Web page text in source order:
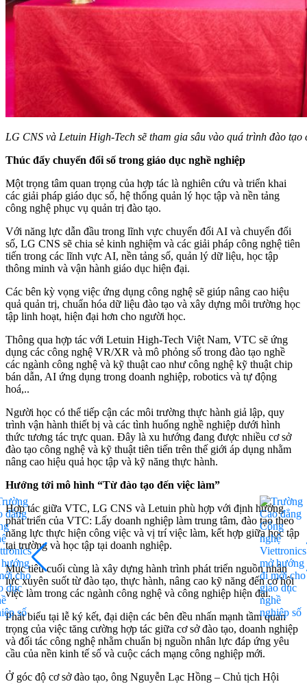
LG CNS và Letuin High-Tech sẽ tham gia sâu vào quá trình đào
Thúc đẩy chuyển đổi số trong giáo dục nghề nghiệp
Một trọng tâm quan trọng của hợp tác là nghiên cứu và triển khai
các giải pháp giáo dục số, hệ thống quản lý học tập và nền tảng
công nghệ phục vụ quản trị đào tạo.
Với năng lực dẫn đầu trong lĩnh vực chuyển đổi AI và chuyển đổi
số, LG CNS sẽ chia sẻ kinh nghiệm và các giải pháp công nghệ tiên
tiến trong các lĩnh vực AI, nền tảng số, quản lý dữ liệu, học tập
thông minh và vận hành giáo dục hiện đại.
Các bên kỳ vọng việc ứng dụng công nghệ sẽ giúp nâng cao hiệu
quả quản trị, chuẩn hóa dữ liệu đào tạo và xây dựng môi trường học
tập linh hoạt, hiện đại hơn cho người học.
Thông qua hợp tác với Letuin High-Tech Việt Nam, VTC sẽ ứng
dụng các công nghệ VR/XR và mô phỏng số trong đào tạo nghề
các ngành công nghệ và kỹ thuật cao như công nghệ kỹ thuật chip
bán dẫn, AI ứng dụng trong doanh nghiệp, robotics và tự động
hoá,..
Người học có thể tiếp cận các môi trường thực hành giả lập, quy
trình vận hành thiết bị và các tình huống nghề nghiệp dưới hình
thức tương tác trực quan. Đây là xu hướng đang được nhiều cơ sở
đào tạo công nghệ và kỹ thuật tiên tiến trên thế giới áp dụng nhằm
nâng cao hiệu quả học tập và kỹ năng thực hành.
Hướng tới mô hình “Từ đào tạo đến việc làm”
Hợp tác giữa VTC, LG CNS và Letuin phù hợp với định hướng
phát triển của VTC: Lấy doanh nghiệp làm trung tâm, đào tạo theo
năng lực thực hiện công việc và vị trí việc làm, kết hợp giữa học tập
tại trường và học tập tại doanh nghiệp.
Mục tiêu cuối cùng là xây dựng hành trình phát triển nguồn nhân
lực xuyên suốt từ đào tạo, thực hành, nâng cao kỹ năng đến cơ hội
việc làm trong các ngành công nghệ và công nghiệp hiện đại.
Phát biểu tại lễ ký kết, đại diện các bên đều nhấn mạnh tầm quan
trọng của việc tăng cường hợp tác giữa cơ sở đào tạo, doanh nghiệp
và đối tác công nghệ nhằm chuẩn bị nguồn nhân lực đáp ứng yêu
cầu của nền kinh tế số và cuộc cách mạng công nghiệp mới.
Ở góc độ cơ sở đào tạo, ông Nguyễn Lạc Hồng – Chủ tịch Hội